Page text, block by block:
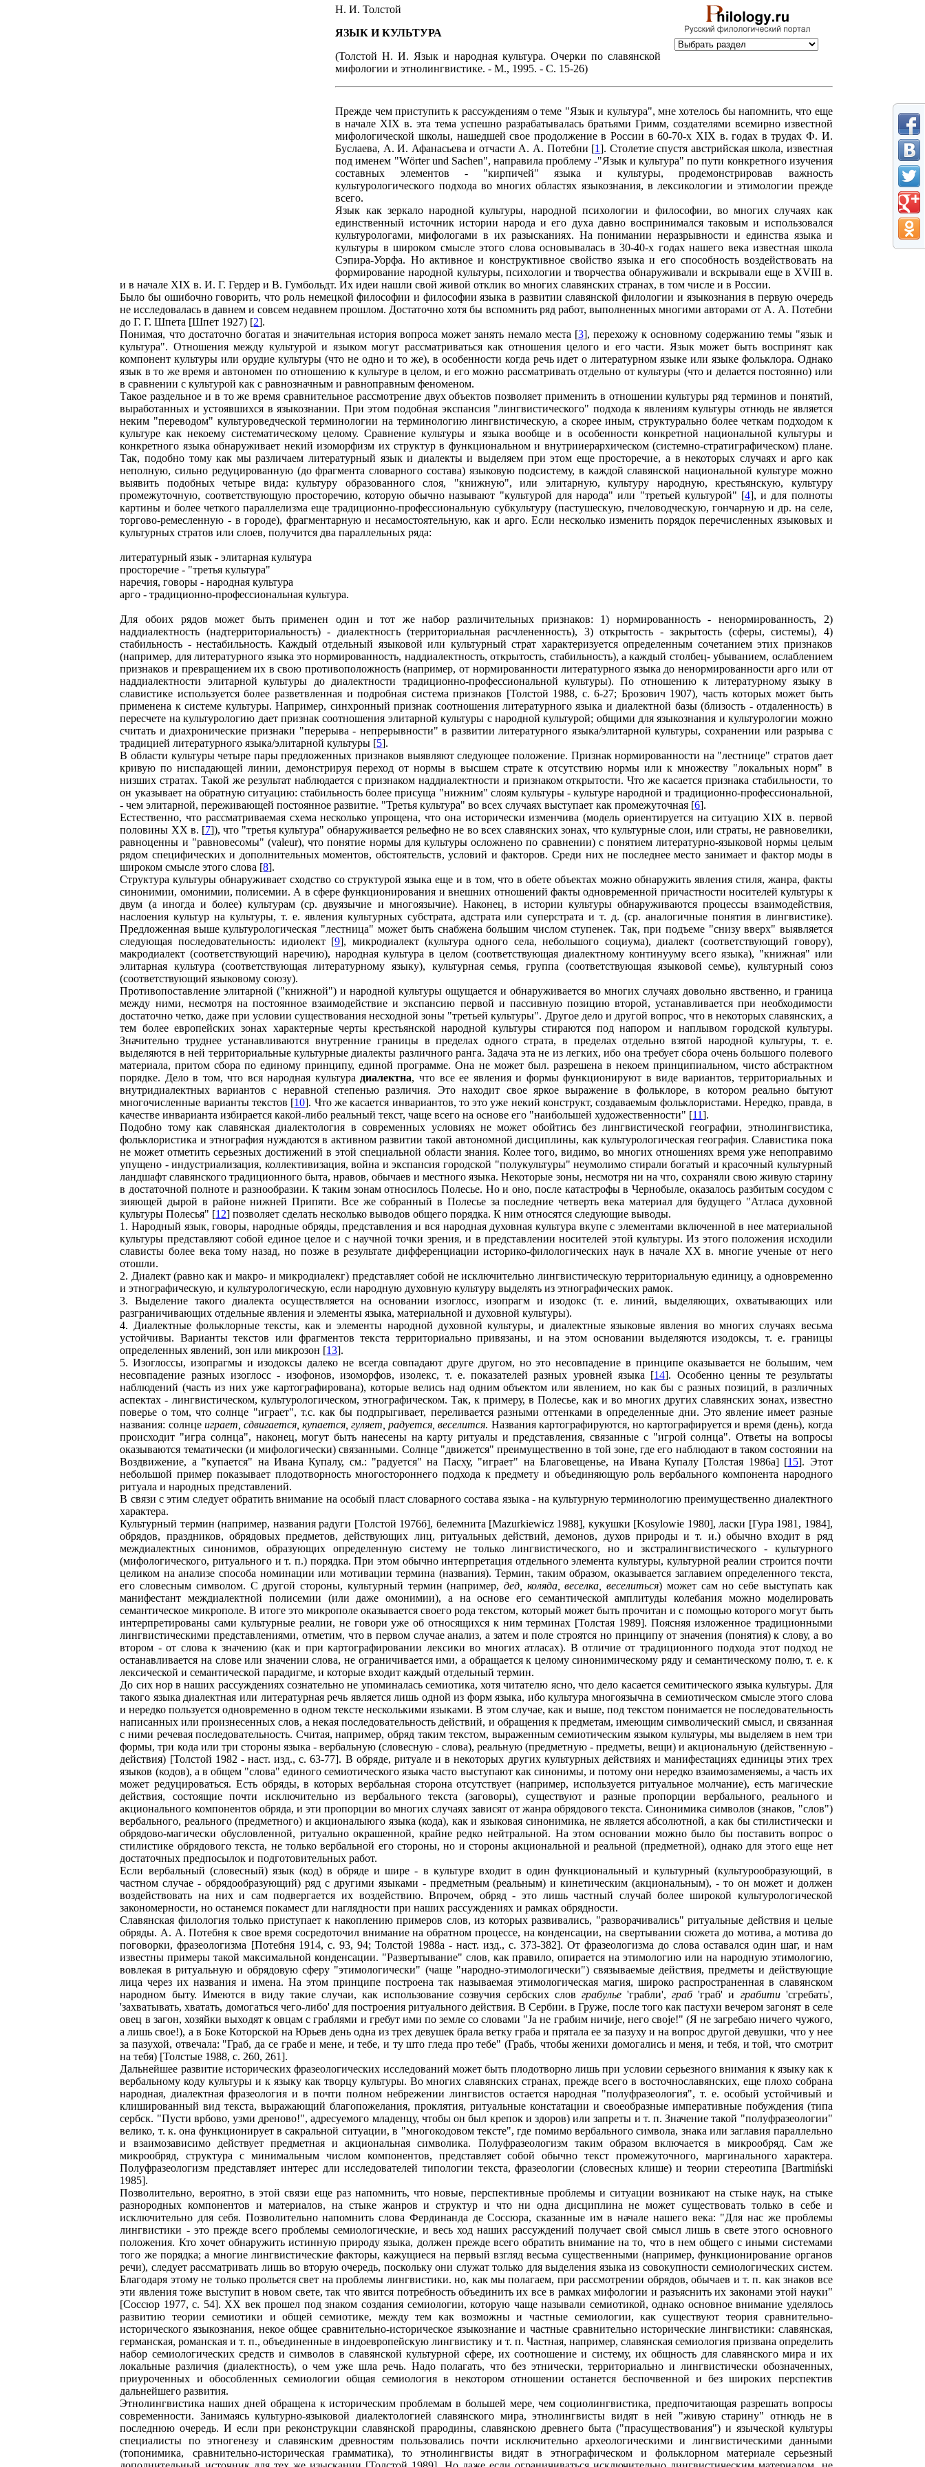
Н. И. Толстой
ЯЗЫК И КУЛЬТУРА
(Толстой Н. И. Язык и народная культура. Очерки по славянской
мифологии и этнолингвистике. - М., 1995. - С. 15-26)
Прежде чем приступить к рассуждениям о теме "Язык и культура", мне хотелось бы напомнить, что еще
в начале XIX в. эта тема успешно разрабатывалась братьями Гримм, создателями всемирно известной
мифологической школы, нашедшей свое продолжение в России в 60-70-х XIX в. годах в трудах Ф. И.
Буслаева, А. И. Афанасьева и отчасти А. А. Потебни [1]. Столетие спустя австрийская школа, известная
под именем "Wörter und Sachen", направила проблему -"Язык и культура" по пути конкретного изучения
составных элементов - "кирпичей" языка и культуры, продемонстрировав важность
культурологического подхода во многих областях языкознания, в лексикологии и этимологии прежде
всего.
Язык как зеркало народной культуры, народной психологии и философии, во многих случаях как
единственный источник истории народа и его духа давно воспринимался таковым и использовался
культурологами, мифологами в их разысканиях. На понимании неразрывности и единства языка и
культуры в широком смысле этого слова основывалась в 30-40-х годах нашего века известная школа
Сэпира-Уорфа. Но активное и конструктивное свойство языка и его способность воздействовать на
формирование народной культуры, психологии и творчества обнаруживали и вскрывали еще в XVIII в.
и в начале XIX в. И. Г. Гердер и В. Гумбольдт. Их идеи нашли свой живой отклик во многих славянских странах, в том числе и в России.
Было бы ошибочно говорить, что роль немецкой философии и философии языка в развитии славянской филологии и языкознания в первую очередь
не исследовалась в давнем и совсем недавнем прошлом. Достаточно хотя бы вспомнить ряд работ, выполненных многими авторами от А. А. Потебни
до Г. Г. Шпета [Шпет 1927) [2].
Понимая, что достаточно богатая и значительная история вопроса может занять немало места [3], перехожу к основному содержанию темы "язык и
культура". Отношения между культурой и языком могут рассматриваться как отношения целого и его части. Язык может быть воспринят как
компонент культуры или орудие культуры (что не одно и то же), в особенности когда речь идет о литературном языке или языке фольклора. Однако
язык в то же время и автономен по отношению к культуре в целом, и его можно рассматривать отдельно от культуры (что и делается постоянно) или
в сравнении с культурой как с равнозначным и равноправным феноменом.
Такое раздельное и в то же время сравнительное рассмотрение двух объектов позволяет применить в отношении культуры ряд терминов и понятий,
выработанных и устоявшихся в языкознании. При этом подобная экспансия "лингвистического" подхода к явлениям культуры отнюдь не является
неким "переводом" культуроведческой терминологии на терминологию лингвистическую, а скорее иным, структурально более четкам подходом к
культуре как некоему систематическому целому. Сравнение культуры и языка вообще и в особенности конкретной национальной культуры и
конкретного языка обнаруживает некий изоморфизм их структур в функциональном и внутрииерархическом (системно-стратиграфическом) плане.
Так, подобно тому как мы различаем литературный язык и диалекты и выделяем при этом еще просторечие, а в некоторых случаях и арго как
неполную, сильно редуцированную (до фрагмента словарного состава) языковую подсистему, в каждой славянской национальной культуре можно
выявить подобных четыре вида: культуру образованного слоя, "книжную", или элитарную, культуру народную, крестьянскую, культуру
промежуточную, соответствующую просторечию, которую обычно называют "культурой для народа" или "третьей культурой" [4], и для полноты
картины и более четкого параллелизма еще традиционно-профессиональную субкультуру (пастушескую, пчеловодческую, гончарную и др. на селе,
торгово-ремесленную - в городе), фрагментарную и несамостоятельную, как и арго. Если несколько изменить порядок перечисленных языковых и
культурных стратов или слоев, получится два параллельных ряда:
литературный язык - элитарная культура
просторечие - "третья культура"
наречия, говоры - народная культура
арго - традиционно-профессиональная культура.
Для обоих рядов может быть применен один и тот же набор различительных признаков: 1) нормированность - ненормированность, 2)
наддиалектность (надтерриториальностъ) - диалектносгь (территориальная расчлененность), 3) открытость - закрытость (сферы, системы), 4)
стабильность - нестабильность. Каждый отдельный языковой или культурный страт характеризуется определенным сочетанием этих признаков
(например, для литературного языка это нормированность, наддиалектность, открытость, стабильность), а каждый столбец- убыванием, ослаблением
признаков и превращением их в свою противоположность (например, от нормированности литературного языка до ненормированности арго или от
наддиалектности элитарной культуры до диалектности традиционно-профессиональной культуры). По отношению к литературному языку в
славистике используется более разветвленная и подробная система признаков [Толстой 1988, с. 6-27; Брозович 1907), часть которых может быть
применена к системе культуры. Например, синхронный признак соотношения литературного языка и диалектной базы (близость - отдаленность) в
пересчете на культурологию дает признак соотношения элитарной культуры с народной культурой; общими для языкознания и культурологии можно
считать и диахронические признаки "перерыва - непрерывности" в развитии литературного языка/элитарной культуры, сохранении или разрыва с
традицией литературного языка/элитарной культуры [5].
В области культуры четыре пары предложенных признаков выявляют следующее положение. Признак нормированности на "лестнице" стратов дает
кривую по ниспадающей линии, демонстрируя переход от нормы в высшем страте к отсутствию нормы или к множеству "локальных норм" в
низших стратах. Такой же результат наблюдается с признаком наддиалектности и признаком открытости. Что же касается признака стабильности, то
он указывает на обратную ситуацию: стабильность более присуща "нижним" слоям культуры - культуре народной и традиционно-профессиональной,
- чем элитарной, переживающей постоянное развитие. "Третья культура" во всех случаях выступает как промежуточная [6].
Естественно, что рассматриваемая схема несколько упрощена, что она исторически изменчива (модель ориентируется на ситуацию XIX в. первой
половины XX в. [7]), что "третья культура" обнаруживается рельефно не во всех славянских зонах, что культурные слои, или страты, не равновелики,
равноценны и "равновесомы" (valeur), что понятие нормы для культуры осложнено по сравнении) с понятием литературно-языковой нормы целым
рядом специфических и дополнительных моментов, обстоятельств, условий и факторов. Среди них не последнее место занимает и фактор моды в
широком смысле этого слова [8].
Структура культуры обнаруживает сходство со структурой языка еще и в том, что в обете объектах можно обнаружить явления стиля, жанра, факты
синонимии, омонимии, полисемии. А в сфере функционирования и внешних отношений факты одновременной причастности носителей культуры к
двум (а иногда и более) культурам (ср. двуязычие и многоязычие). Наконец, в истории культуры обнаруживаются процессы взаимодействия,
наслоения культур на культуры, т. е. явления культурных субстрата, адстрата или суперстрата и т. д. (ср. аналогичные понятия в лингвистике).
Предложенная выше культурологическая "лестница" может быть снабжена большим числом ступенек. Так, при подъеме "снизу вверх" выявляется
следующая последовательность: идиолект [9], микродиалект (культура одного села, небольшого социума), диалект (соответствующий говору),
макродиалект (соответствующий наречию), народная культура в целом (соответствующая диалектному континууму всего языка), "книжная" или
элитарная культура (соответствующая литературному языку), культурная семья, группа (соответствующая языковой семье), культурный союз
(соответствующий языковому союзу).
Противопоставление элитарной ("книжной") и народной культуры ощущается и обнаруживается во многих случаях довольно явственно, и граница
между ними, несмотря на постоянное взаимодействие и экспансию первой и пассивную позицию второй, устанавливается при необходимости
достаточно четко, даже при условии существования несходной зоны "третьей культуры". Другое дело и другой вопрос, что в некоторых славянских, а
тем более европейских зонах характерные черты крестьянской народной культуры стираются под напором и наплывом городской культуры.
Значительно труднее устанавливаются внутренние границы в пределах одного страта, в пределах отдельно взятой народной культуры, т. е.
выделяются в ней территориальные культурные диалекты различного ранга. Задача эта не из легких, ибо она требует сбора очень большого полевого
материала, притом сбора по единому принципу, единой программе. Она не может был. разрешена в некоем принципиальном, чисто абстрактном
порядке. Дело в том, что вся народная культура диалектна, что все ее явления и формы функционируют в виде вариантов, территориальных и
внутридиалектных вариантов с неравной степенью различия. Это находит свое яркое выражение в фольклоре, в котором реально бытуют
многочисленные варианты текстов [10]. Что же касается инвариантов, то это уже некий конструкт, создаваемым фольклористами. Нередко, правда, в
качестве инварианта избирается какой-либо реальный текст, чаще всего на основе его "наибольшей художественности" [11].
Подобно тому как славянская диалектология в современных условиях не может обойтись без лингвистической географии, этнолингвистика,
фольклористика и этнография нуждаются в активном развитии такой автономной дисциплины, как культурологическая география. Славистика пока
не может отметить серьезных достижений в этой специальной области знания. Колее того, видимо, во многих отношениях время уже непоправимо
упущено - индустриализация, коллективизация, война и экспансия городской "полукультуры" неумолимо стирали богатый и красочный культурный
ландшафт славянского традиционного быта, нравов, обычаев и местного языка. Некоторые зоны, несмотря ни на что, сохраняли свою живую старину
в достаточной полноте и разнообразии. К таким зонам относилось Полесье. Но и оно, после катастрофы в Чернобыле, оказалось разбитым сосудом с
зияющей дырой в районе нижней Припяти. Все же собранный в Полесье за последние четверть века материал для будущего "Атласа духовной
культуры Полесья" [12] позволяет сделать несколько выводов общего порядка. К ним относятся следующие выводы.
1. Народный язык, говоры, народные обряды, представления и вся народная духовная культура вкупе с элементами включенной в нее материальной
культуры представляют собой единое целое и с научной точки зрения, и в представлении носителей этой культуры. Из этого положения исходили
слависты более века тому назад, но позже в результате дифференциации историко-филологических наук в начале XX в. многие ученые от него
отошли.
2. Диалект (равно как и макро- и микродиалекг) представляет собой не исключительно лингвистическую территориальную единицу, а одновременно
и этнографическую, и культурологическую, если народную духовную культуру выделять из этнографических рамок.
3. Выделение такого диалекта осуществляется на основании изоглосс, изопрагм и изодокс (т. е. линий, выделяющих, охватывающих или
разграничивающих отдельные явления и элементы языка, материальной и духовной культуры).
4. Диалектные фольклорные тексты, как и элементы народной духовной культуры, и диалектные языковые явления во многих случаях весьма
устойчивы. Варианты текстов или фрагментов текста территориально привязаны, и на этом основании выделяются изодоксы, т. е. границы
определенных явлений, зон или микрозон [13].
5. Изоглоссы, изопрагмы и изодоксы далеко не всегда совпадают друге другом, но это несовпадение в принципе оказывается не большим, чем
несовпадение разных изоглосс - изофонов, изоморфов, изолекс, т. е. показателей разных уровней языка [14]. Особенно ценны те результаты
наблюдений (часть из них уже картографирована), которые велись над одним объектом или явлением, но как бы с разных позиций, в различных
аспектах - лингвистическом, культурологическом, этнографическом. Так, к примеру, в Полесье, как и во многих других славянских зонах, известно
поверье о том, что солнце "играет", т.с. как бы подпрыгивает, переливается разными оттенками в определенные дни. Это явление имеет разные
названия: солнце играет, сдвигается, купается, гуляет, радуется, веселится. Названия картографируются, но картографируется и время (день), когда
происходит "игра солнца", наконец, могут быть нанесены на карту ритуалы и представления, связанные с "игрой солнца". Ответы на вопросы
оказываются тематически (и мифологически) связанными. Солнце "движется" преимущественно в той зоне, где его наблюдают в таком состоянии на
Воздвижение, а "купается" на Ивана Купалу, см.: "радуется" на Пасху, "играет" на Благовещенье, на Ивана Купалу [Толстая 1986а] [15]. Этот
небольшой пример показывает плодотворность многостороннего подхода к предмету и объединяющую роль вербального компонента народного
ритуала и народных представлений.
В связи с этим следует обратить внимание на особый пласт словарного состава языка - на культурную терминологию преимущественно диалектного
характера.
Культурный термин (например, названия радуги [Толстой 1976б], белемнита [Mazurkiewicz 1988], кукушки [Kosylowie 1980], ласки [Гура 1981, 1984],
обрядов, праздников, обрядовых предметов, действующих лиц, ритуальных действий, демонов, духов природы и т. и.) обычно входит в ряд
междиалектных синонимов, образующих определенную систему не только лингвистического, но и зкстралингвистического - культурного
(мифологического, ритуального и т. п.) порядка. При этом обычно интерпретация отдельного элемента культуры, культурной реалии строится почти
целиком на анализе способа номинации или мотивации термина (названия). Термин, таким образом, оказывается заглавием определенного текста,
его словесным символом. С другой стороны, культурный термин (например, дед, коляда, веселка, веселиться) может сам но себе выступать как
манифестант междиалектной полисемии (или даже омонимии), а на основе его семантической амплитуды колебания можно моделировать
семантическое микрополе. В итоге это микрополе оказывается своего рода текстом, который может быть прочитан и с помощью которого могут быть
интерпретированы сами культурные реалии, не говори уже об относящихся к ним терминах [Толстая 1989]. Поясняя изложенное традиционными
лингвистическими представлениями, отметим, что в первом случае анализ, а затем и поле строятся но принципу от значения (понятия) к слову, а во
втором - от слова к значению (как и при картографировании лексики во многих атласах). В отличие от традиционного подхода этот подход не
останавливается на слове или значении слова, не ограничивается ими, а обращается к целому синонимическому ряду и семантическому полю, т. е. к
лексической и семантической парадигме, и которые входит каждый отдельный термин.
До сих нор в наших рассуждениях сознательно не упоминалась семиотика, хотя читателю ясно, что дело касается семитического языка культуры. Для
такого языка диалектная или литературная речь является лишь одной из форм языка, ибо культура многоязычна в семиотическом смысле этого слова
и нередко пользуется одновременно в одном тексте несколькими языками. В этом случае, как и выше, под текстом понимается не последовательность
написанных или произнесенных слов, а некая последовательность действий, и обращения к предметам, имеющим символический смысл, и связанная
с ними речевая последовательность. Считая, например, обряд таким текстом, выраженным семиотическим языком культуры, мы выделяем в нем три
формы, три кода или три стороны языка - вербальную (словесную - слова), реальную (предметную - предметы, вещи) и акциональную (действенную -
действия) [Толстой 1982 - наст. изд., с. 63-77]. В обряде, ритуале и в некоторых других культурных действиях и манифестациях единицы этих трех
языков (кодов), а в общем "слова" единого семиотического языка часто выступают как синонимы, и потому они нередко взаимозаменяемы, а часть их
может редуцироваться. Есть обряды, в которых вербальная сторона отсутствует (например, используется ритуальное молчание), есть магические
действия, состоящие почти исключительно из вербального текста (заговоры), существуют и разные пропорции вербального, реального и
акционального компонентов обряда, и эти пропорции во многих случаях зависят от жанра обрядового текста. Синонимика символов (знаков, "слов")
вербального, реального (предметного) и акционалыюго языка (кода), как и языковая синонимика, не является абсолютной, а как бы стилистически и
обрядово-магически обусловленной, ритуально окрашенной, крайне редко нейтральной. На этом основании можно было бы поставить вопрос о
стилистике обрядового текста, не только вербальной его стороны, но и стороны акциональной и реальной (предметной), однако для этого еще нет
достаточных предпосылок и подготовительных работ.
Если вербальный (словесный) язык (код) в обряде и шире - в культуре входит в один функциональный и культурный (культурообразующий, в
частном случае - обрядообразующий) ряд с другими языками - предметным (реальным) и кинетическим (акциональным), - то он может и должен
воздействовать на них и сам подвергается их воздействию. Впрочем, обряд - это лишь частный случай более широкой культурологической
закономерности, но останемся покамест дли наглядности при наших рассуждениях и рамках обрядности.
Славянская филология только приступает к накоплению примеров слов, из которых развивались, "разворачивались" ритуальные действия и целые
обряды. А. А. Потебня к свое время сосредоточил внимание на обратном процессе, на конденсации, на свертывании сюжета до мотива, а мотива до
поговорки, фразеологизма [Потебня 1914, с. 93, 94; Толстой 1988а - наст. изд., с. 373-382]. От фразеологизма до слова оставался один шаг, и нам
известны примеры такой максимальной конденсации. "Развертывание" слов, как правило, опирается на этимологию или на народную этимологию,
вовлекая в ритуальную и обрядовую сферу "этимологически" (чаще "народно-этимологически") связываемые действия, предметы и действующие
лица через их названия и имена. На этом принципе построена так называемая этимологическая магия, широко распространенная в славянском
народном быту. Имеются в виду такие случаи, как использование созвучия сербских слов грабулье'грабли',граб'граб' и грабити'сгребать',
'захватывать, хватать, домогаться чего-либо' для построения ритуального действия. В Сербии. в Груже, после того как пастухи вечером загонят в селе
овец в загон, хозяйки выходят к овцам с граблями и гребут ими по земле со словами "Jа не грабим ничиjе, него своjе!" (Я не загребаю ничего чужого,
а лишь свое!), а в Боке Которской на Юрьев день одна из трех девушек брала ветку граба и прятала ее за пазуху и на вопрос другой девушки, что у нее
за пазухой, отвечала: "Граб, да се грабе и мене, и тебе, и ту што гледа про тебе" (Грабь, чтобы женихи домогались и меня, и тебя, и той, что смотрит
на тебя) [Толстые 1988, с. 260, 261].
Дальнейшее развитие исторических фразеологических исследований может быть плодотворно лишь при условии серьезного внимания к языку как к
вербальному коду культуры и к языку как творцу культуры. Во многих славянских странах, прежде всего в восточнославянских, еще плохо собрана
народная, диалектная фразеология и в почти полном небрежении лингвистов остается народная "полуфразеология", т. е. особый устойчивый и
клишированный вид текста, выражающий благопожелания, проклятия, ритуальные констатации и своеобразные императивные побуждения (типа
сербск. "Пусти врбово, узми дреново!", адресуемого младенцу, чтобы он был крепок и здоров) или запреты и т. п. Значение такой "полуфразеологии"
велико, т. к. она функционирует в сакральной ситуации, в "многокодовом тексте", где помимо вербального символа, знака или заглавия параллельно
и взаимозависимо действует предметная и акциональная символика. Полуфразеологизм таким образом включается в микрообряд. Сам же
микрообряд, структура с минимальным числом компонентов, представляет собой обычно текст промежуточного, маргинального характера.
Полуфразеологизм представляет интерес дли исследователей типологии текста, фразеологии (словесных клише) и теории стереотипа [Bartmiński
1985].
Позволительно, вероятно, в этой связи еще раз напомнить, что новые, перспективные проблемы и ситуации возникают на стыке наук, на стыке
разнородных компонентов и материалов, на стыке жанров и структур и что ни одна дисциплина не может существовать только в себе и
исключительно для себя. Позволительно напомнить слова Фердинанда де Соссюра, сказанные им в начале нашего века: "Для нас же проблемы
лингвистики - это прежде всего проблемы семиологические, и весь ход наших рассуждений получает свой смысл лишь в свете этого основного
положения. Кто хочет обнаружить истинную природу языка, должен прежде всего обратить внимание на то, что в нем общего с иными системами
того же порядка; а многие лингвистические факторы, кажущиеся на первый взгляд весьма существенными (например, функционирование органов
речи), следует рассматривать лишь во вторую очередь, поскольку они служат только для выделения языка из совокупности семиологических систем.
Благодаря этому не только прольется свет на проблемы лингвистики. но, как мы полагаем, при рассмотрении обрядов, обычаев и т. п. как знаков все
эти явления тоже выступит в новом свете, так что явится потребность объединить их все в рамках мифологии и разъяснить их законами этой науки"
[Соссюр 1977, с. 54]. XX век прошел под знаком создания семиологии, которую чаще называли семиотикой, однако основное внимание уделялось
развитию теории семиотики и общей семиотике, между тем как возможны и частные семиологии, как существуют теория сравнительно-
исторического языкознания, некое общее сравнительно-историческое языкознание и частные сравнительно исторические лингвистики: славянская,
германская, романская и т. п., объединенные в индоевропейскую лингвистику и т. п. Частная, например, славянская семиология призвана определить
набор семиологических средств и символов в славянской культурной сфере, их соотношение и систему, их общность для славянского мира и их
локальные различия (диалектность), о чем уже шла речь. Надо полагать, что без этнически, территориально и лингвистически обозначенных,
приуроченных и обособленных семиологии общая семиология в некотором отношении останется беспочвенной и без широких перспектив
дальнейшего развития.
Этнолингвистика наших дней обращена к историческим проблемам в большей мере, чем социолингвистика, предпочитающая разрешать вопросы
современности. Занимаясь культурно-языковой диалектологией славянского мира, этнолингвисты видят в ней "живую старину" отнюдь не в
последнюю очередь. И если при реконструкции славянской прародины, славянскою древнего быта ("прасуществования") и языческой культуры
специалисты по этногенезу и славянским древностям пользовались почти исключительно археологическими и лингвистическими данными
(топонимика, сравнительно-историческая грамматика), то этнолингвисты видят в этнографическом и фольклорном материале серьезный